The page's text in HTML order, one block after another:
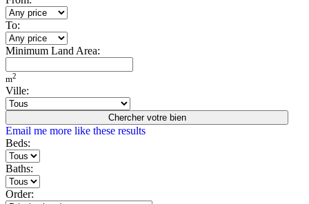
To:
Minimum Land Area:
m2
Ville:
Chercher votre bien
Email me more like these results
Beds:
Baths:
Order: